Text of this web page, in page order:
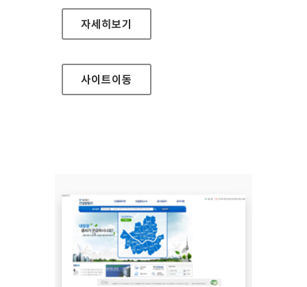
독서교육종합지원시스템 홈페이지
자세히보기
사이트이동